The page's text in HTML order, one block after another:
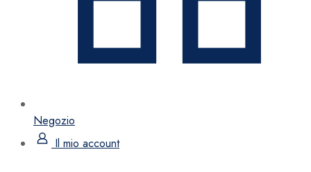
Negozio
Il mio account